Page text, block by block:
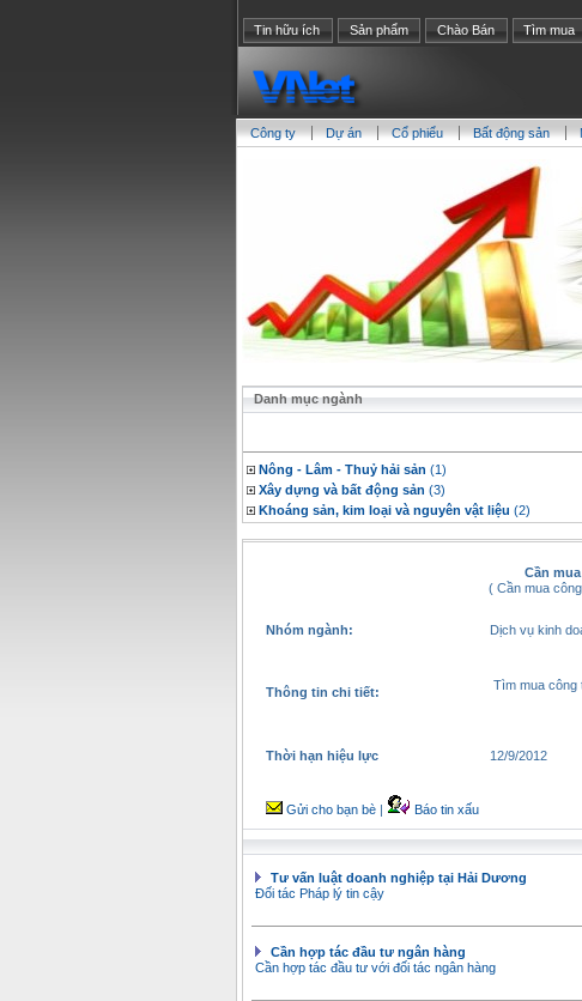
Tin hữu ích Sản phẩm Chào Bán Tìm mua
Công ty Dự án Cổ phiểu Bất động sản
Danh mục ngành
Nông - Lâm - Thuỷ hải sản (1)
Xây dựng và bất động sản (3)
Khoáng sản, kim loại và nguyên vật liệu (2)
Cần
( Cần mua
Nhóm ngành: Dịch vụ kinh
Thông tin chi tiết: Tìm
Thời hạn hiệu lực 12/9/2012
Gửi cho bạn bè Báo tin xấu
Tư vấn luật doanh nghiệp tại Hải Dương
Đối tác Pháp lý tin cậy
Cần hợp tác đầu tư ngân hàng
Cần hợp tác đầu tư với đối tác ngân hàng